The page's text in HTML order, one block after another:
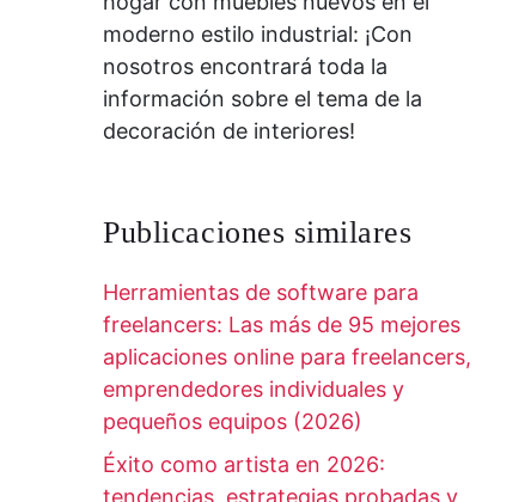
moderno estilo industrial: ¡Con
nosotros encontrará toda la
información sobre el tema de la
decoración de interiores!
Publicaciones similares
Herramientas de software para
freelancers: Las más de 95 mejores
aplicaciones online para freelancers,
emprendedores individuales y
pequeños equipos (2026)
Éxito como artista en 2026: